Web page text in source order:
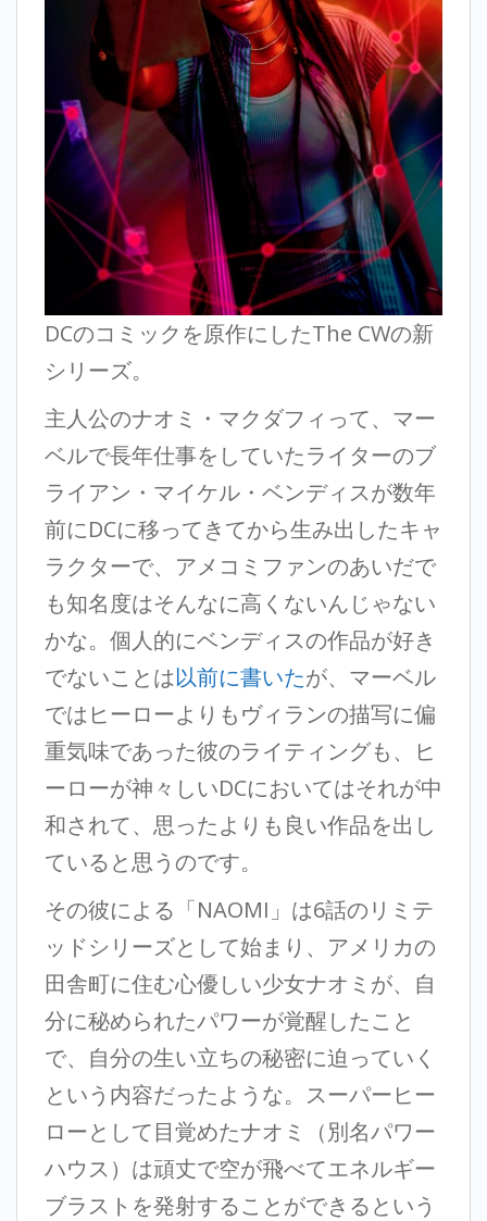
DCのコミックを原作にしたThe CWの新
シリーズ。
主人公のナオミ・マクダフィって、マー
ベルで長年仕事をしていたライターのブ
ライアン・マイケル・ベンディスが数年
前にDCに移ってきてから生み出したキャ
ラクターで、アメコミファンのあいだで
も知名度はそんなに高くないんじゃない
かな。個人的にベンディスの作品が好き
でないことは以前に書いたが、マーベル
ではヒーローよりもヴィランの描写に偏
重気味であった彼のライティングも、ヒ
ーローが神々しいDCにおいてはそれが中
和されて、思ったよりも良い作品を出し
ていると思うのです。
その彼による「NAOMI」は6話のリミテ
ッドシリーズとして始まり、アメリカの
田舎町に住む心優しい少女ナオミが、自
分に秘められたパワーが覚醒したこと
で、自分の生い立ちの秘密に迫っていく
という内容だったような。スーパーヒー
ローとして目覚めたナオミ（別名パワー
ハウス）は頑丈で空が飛べてエネルギー
ブラストを発射することができるという